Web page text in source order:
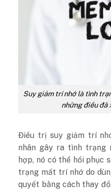
Suy giảm trí nhớ là tình
những điều đã
Điều trị suy giảm trí
nhân gây ra tình trạng
hợp, nó có thể hồi phục
trạng mất trí nhớ do
quyết bằng cách thay